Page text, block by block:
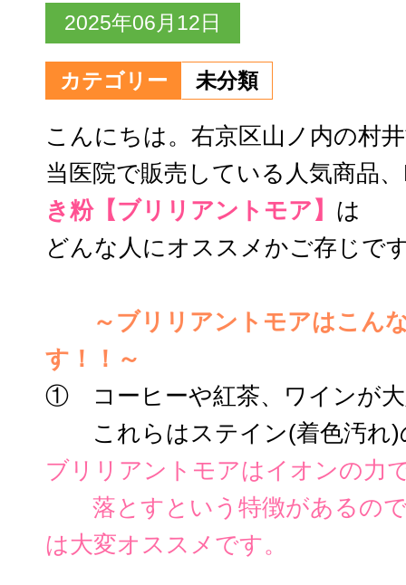
2025年06月12日
カテゴリー 未分類
こんにちは。右京区山ノ内の村
当医院で販売している人気商品
き粉【ブリリアントモア】 は
どんな人にオススメかご存じで
～ブリリアントモアはこん
す！！～
① コーヒーや紅茶、ワインが
これらはステイン(着色汚れ)
ブリリアントモアはイオンの力
落とすという特徴があるので
は大変オススメです。